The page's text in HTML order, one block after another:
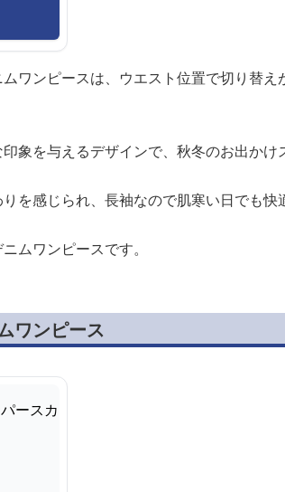
ワンピースは、ウエスト位置で切り替
象を与えるデザインで、秋冬のお出かけ
を感じられ、長袖なので肌寒い日でも快
ムワンピースです。
ワンピース